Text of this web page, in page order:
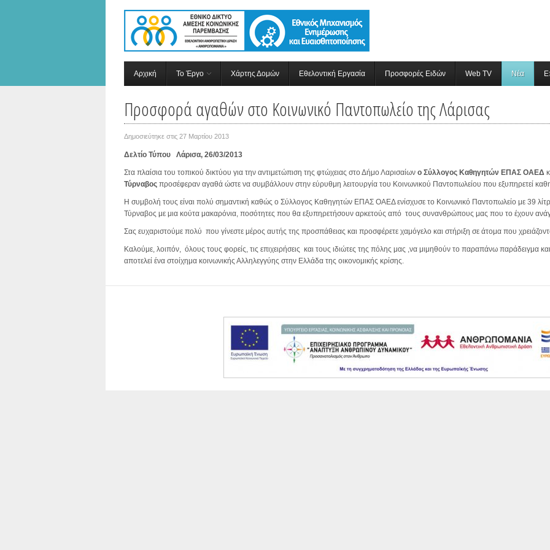
Αρχική Το Έργο Χάρτης Δομών Εθελοντική Εργασία Προσφορές Ειδών Web TV Νέα
Προσφορά αγαθών στο Κοινωνικό Παντοπωλείο της Λάρισας
Δημοσιεύτηκε στις 27 Μαρτίου 2013
Δελτίο Τύπου Λάρισα, 26/03/2013
Στα πλαίσια του τοπικού δικτύου για την αντιμετώπιση της φτώχειας στο Δήμο Λαρισαίων ο Σύλλογος Καθηγητών ΕΠΑΣ ΟΑΕΔ
Τύρναβος προσέφεραν αγαθά ώστε να συμβάλλουν στην εύρυθμη λειτουργία του Κοινωνικού Παντοπωλείου που εξυπηρετεί
Η συμβολή τους είναι πολύ σημαντική καθώς ο Σύλλογος Καθηγητών ΕΠΑΣ ΟΑΕΔ ενίσχυσε το Κοινωνικό Παντοπωλείο με 39
Τύρναβος με μια κούτα μακαρόνια, ποσότητες που θα εξυπηρετήσουν αρκετούς από τους συνανθρώπους μας που το έχουν
Σας ευχαριστούμε πολύ που γίνεστε μέρος αυτής της προσπάθειας και προσφέρετε χαμόγελο και στήριξη σε άτομα που
Καλούμε, λοιπόν, όλους τους φορείς, τις επιχειρήσεις και τους ιδιώτες της πόλης μας ,να μιμηθούν το παραπάνω παράδειγμα
αποτελεί ένα στοίχημα κοινωνικής Αλληλεγγύης στην Ελλάδα της οικονομικής κρίσης.